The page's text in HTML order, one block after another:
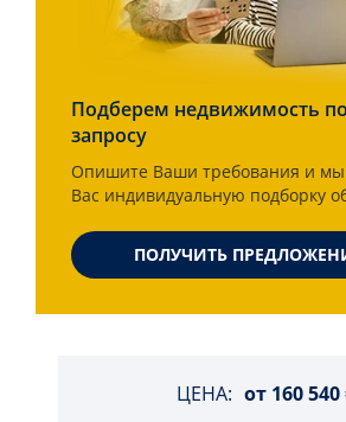
Подберем недвижимость
запросу
Опишите Ваши требования и мы
Вас индивидуальную подборку
ПОЛУЧИТЬ
ЦЕНА: от 160 540